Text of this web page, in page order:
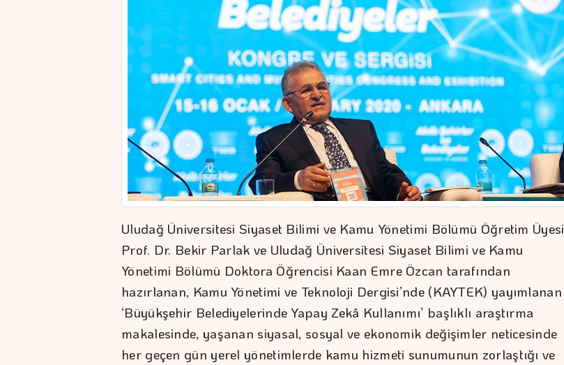
Uludağ Üniversitesi Siyaset Bilimi ve Kamu Yönetimi Bölümü Öğretim Üyesi
Prof. Dr. Bekir Parlak ve Uludağ Üniversitesi Siyaset Bilimi ve Kamu
Yönetimi Bölümü Doktora Öğrencisi Kaan Emre Özcan tarafından
hazırlanan, Kamu Yönetimi ve Teknoloji Dergisi’nde (KAYTEK) yayımlanan
‘Büyükşehir Belediyelerinde Yapay Zekâ Kullanımı’ başlıklı araştırma
makalesinde, yaşanan siyasal, sosyal ve ekonomik değişimler neticesinde
her geçen gün yerel yönetimlerde kamu hizmeti sunumunun zorlaştığı ve